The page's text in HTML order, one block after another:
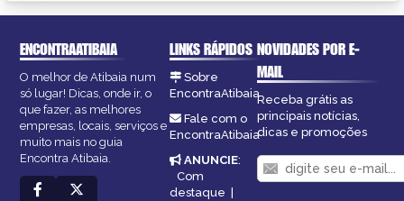
ENCONTRAATIBAIA
O melhor de Atibaia num
só lugar! Dicas, onde ir, o
que fazer, as melhores
empresas, locais, serviços e
muito mais no guia
Encontra Atibaia.
LINKS RÁPIDOS
Sobre
EncontraAtibaia
Fale com o
EncontraAtibaia
ANUNCIE:
Com
destaque
NOVIDADES POR E-
MAIL
Receba grátis as
principais notícias,
dicas e promoções